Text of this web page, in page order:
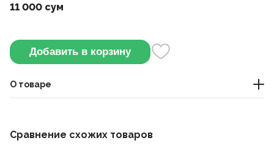
11 000 сум
Добавить в корзину
О товаре
Сравнение схожих товаров